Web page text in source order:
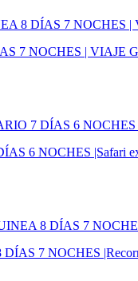
7 NOCHES | VIAJE
6 NOCHES |Safari
7 NOCHES